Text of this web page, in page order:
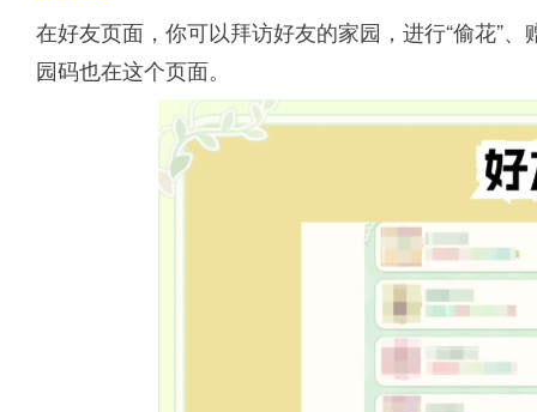
在好友页面，你可以拜访好友的家园，进行“偷花”
园码也在这个页面。